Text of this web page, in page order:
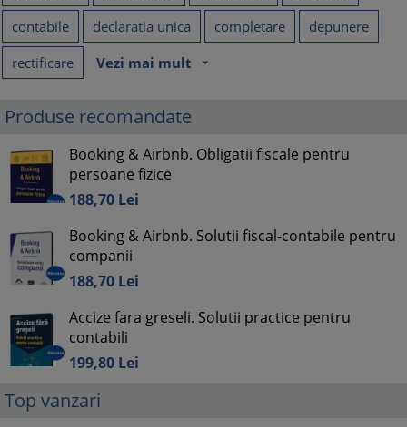
contabile
declaratia unica completare
depunere
rectificare
Vezi mai mult arrow_drop_down
Produse recomandate
Booking & Airbnb. Obligatii fiscale pentru
persoane fizice
188,70 Lei
Booking & Airbnb. Solutii fiscal-contabile pentru
companii
188,70 Lei
Accize fara greseli. Solutii practice pentru
contabili
199,80 Lei
Top vanzari